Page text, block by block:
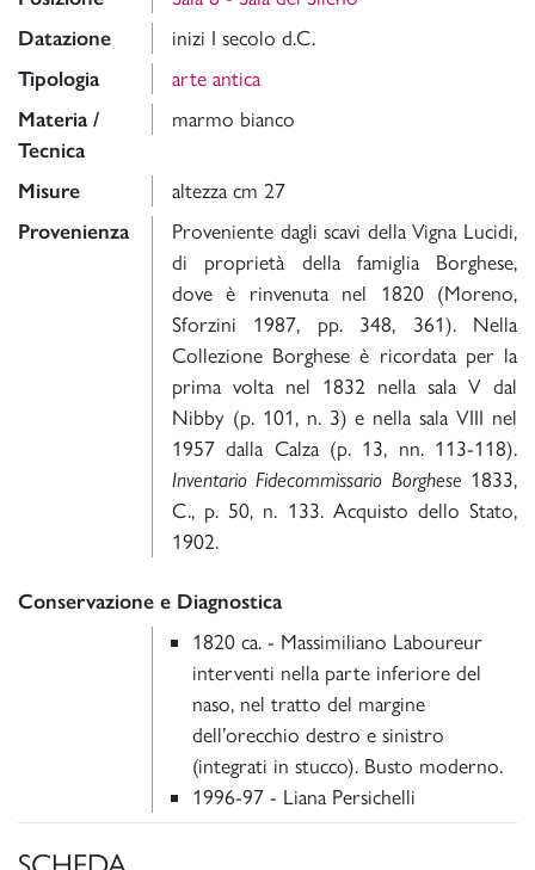
Datazione inizi I secolo d.C.
Tipologia arte antica
Materia /
Tecnica
marmo bianco
Misure altezza cm 27
Provenienza
Proveniente dagli scavi della Vigna Lucidi,
di proprietà della famiglia Borghese,
dove è rinvenuta nel 1820 (Moreno,
Sforzini 1987, pp. 348, 361). Nella
Collezione Borghese è ricordata per la
prima volta nel 1832 nella sala V dal
Nibby (p. 101, n. 3) e nella sala VIII nel
1957 dalla Calza (p. 13, nn. 113-118).
Inventario Fidecommissario Borghese 1833,
C., p. 50, n. 133. Acquisto dello Stato,
1902.
Conservazione e Diagnostica
1820 ca. - Massimiliano Laboureur
interventi nella parte inferiore del
naso, nel tratto del margine
dell’orecchio destro e sinistro
(integrati in stucco). Busto moderno.
1996-97 - Liana Persichelli